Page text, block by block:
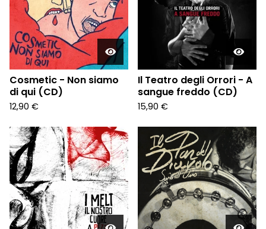
Cosmetic - Non siamo
di qui (CD)
12,90 €
Il Teatro degli Orrori - A
sangue freddo (CD)
15,90 €